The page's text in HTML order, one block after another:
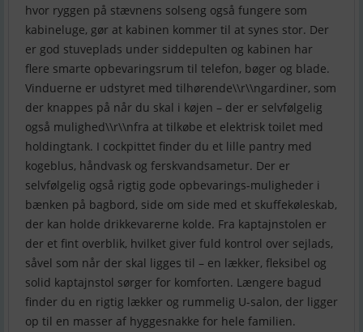
hvor ryggen på stævnens solseng også fungere som
kabineluge, gør at kabinen kommer til at synes stor. Der
er god stuveplads under siddepulten og kabinen har
flere smarte opbevaringsrum til telefon, bøger og blade.
Vinduerne er udstyret med tilhørende\\r\\ngardiner, som
der knappes på når du skal i køjen – der er selvfølgelig
også mulighed\\r\\nfra at tilkøbe et elektrisk toilet med
holdingtank. I cockpittet finder du et lille pantry med
kogeblus, håndvask og ferskvandsametur. Der er
selvfølgelig også rigtig gode opbevarings-muligheder i
bænken på bagbord, side om side med et skuffekøleskab,
der kan holde drikkevarerne kolde. Fra kaptajnstolen er
der et fint overblik, hvilket giver fuld kontrol over sejlads,
såvel som når der skal ligges til – en lækker, fleksibel og
solid kaptajnstol sørger for komforten. Længere bagud
finder du en rigtig lækker og rummelig U-salon, der ligger
op til en masser af hyggesnakke for hele familien.